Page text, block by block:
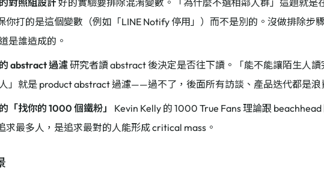
對照組設計 好的實驗要排除混淆變數。「為什麼不選相鄰人群」這題就是
打的是這個變數（例如「LINE Notify 停用」）而不是別的。沒做排除步
是誰造成的。
abstract 過濾研究者讀 abstract 後決定是否往下讀。「能不能讓陌生人讀
」就是 product abstract 過濾——過不了，後面所有訪談、產品迭代都是浪
「找你的 1000 個鐵粉」
Kevin Kelly 的 1000 True Fans 理論跟 beachhead
最多人，是追求最對的人能形成 critical mass。